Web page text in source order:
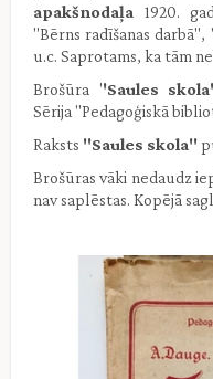
apakšnodaļa 1920.
"Bērns radīšanas
u.c. Saprotams, ka tām
Brošūra ''Saules
Sērija "Pedagoģiskā
Raksts ''Saules skola''
Brošūras vāki nedaudz
nav saplēstas. Kopējā